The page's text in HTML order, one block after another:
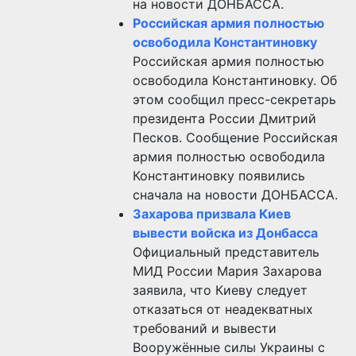
на новости ДОНБАССА.
Российская армия полностью
освободила Константиновку
Российская армия полностью
освободила Константиновку. Об
этом сообщил пресс-секретарь
президента России Дмитрий
Песков. Сообщение Российская
армия полностью освободила
Константиновку появились
сначала на новости ДОНБАССА.
Захарова призвала Киев
вывести войска из Донбасса
Официальный представитель
МИД России Мария Захарова
заявила, что Киеву следует
отказаться от неадекватных
требований и вывести
Вооружённые силы Украины с